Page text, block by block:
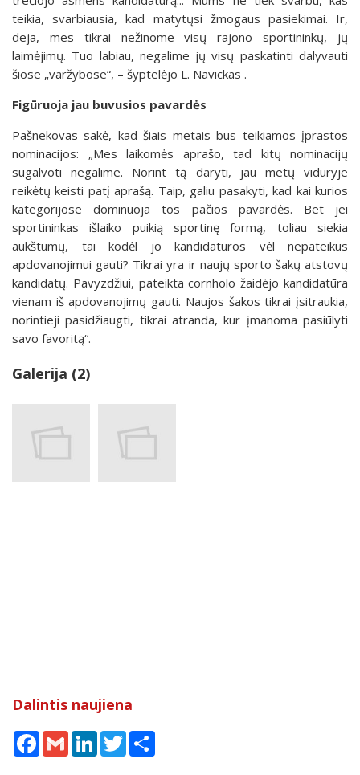
teikia, svarbiausia, kad matytųsi žmogaus pasiekimai. Ir,
deja, mes tikrai nežinome visų rajono sportininkų, jų
laimėjimų. Tuo labiau, negalime jų visų paskatinti dalyvauti
šiose „varžybose“, – šyptelėjo L. Navickas .
Figūruoja jau buvusios pavardės
Pašnekovas sakė, kad šiais metais bus teikiamos įprastos
nominacijos: „Mes laikomės aprašo, tad kitų nominacijų
sugalvoti negalime. Norint tą daryti, jau metų viduryje
reikėtų keisti patį aprašą. Taip, galiu pasakyti, kad kai kurios
kategorijose dominuoja tos pačios pavardės. Bet jei
sportininkas išlaiko puikią sportinę formą, toliau siekia
aukštumų, tai kodėl jo kandidatūros vėl nepateikus
apdovanojimui gauti? Tikrai yra ir naujų sporto šakų atstovų
kandidatų. Pavyzdžiui, pateikta cornholo žaidėjo kandidatūra
vienam iš apdovanojimų gauti. Naujos šakos tikrai įsitraukia,
norintieji pasidžiaugti, tikrai atranda, kur įmanoma pasiūlyti
savo favoritą“.
Galerija (2)
Dalintis naujiena
Facebook
Gmail LinkedInTwitter